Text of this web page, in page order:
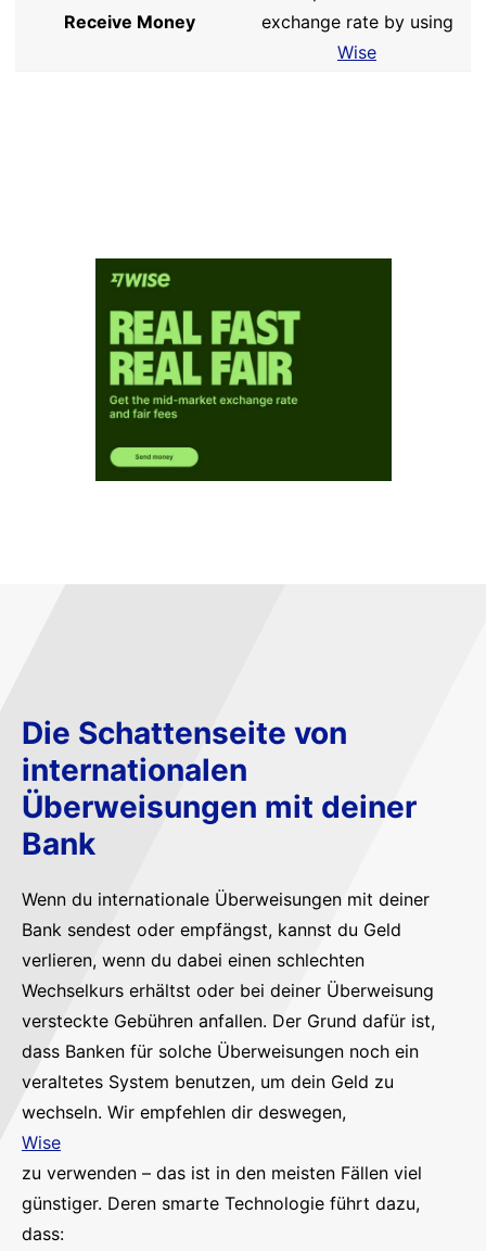
Receive Money
exchange rate by using
Wise
Die Schattenseite von
internationalen
Überweisungen mit deiner
Bank
Wenn du internationale Überweisungen mit deiner
Bank sendest oder empfängst, kannst du Geld
verlieren, wenn du dabei einen schlechten
Wechselkurs erhältst oder bei deiner Überweisung
versteckte Gebühren anfallen. Der Grund dafür ist,
dass Banken für solche Überweisungen noch ein
veraltetes System benutzen, um dein Geld zu
wechseln. Wir empfehlen dir deswegen,
Wise
zu verwenden – das ist in den meisten Fällen viel
günstiger. Deren smarte Technologie führt dazu,
dass: